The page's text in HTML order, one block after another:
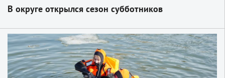
В округе открылся сезон субботников
2